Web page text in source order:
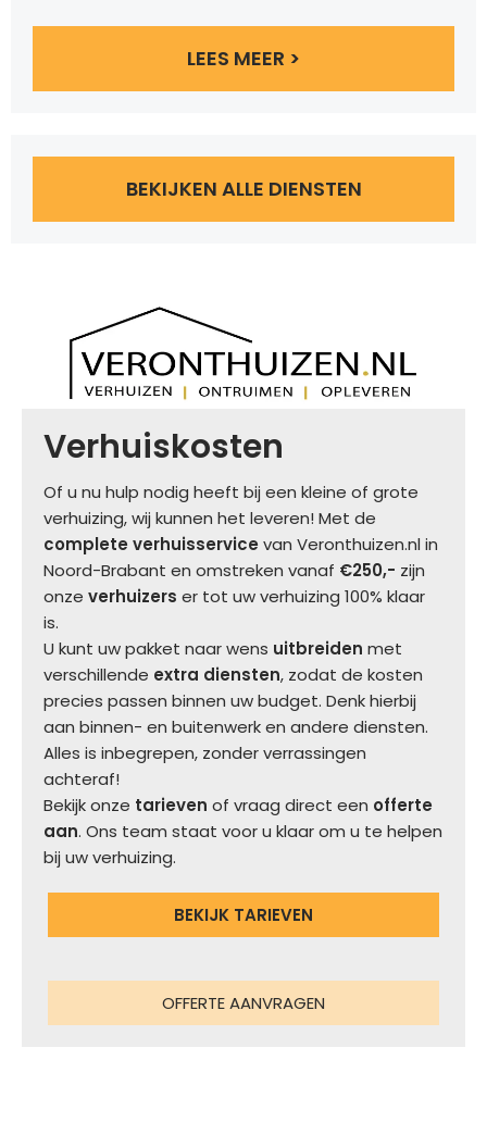
LEES MEER >
BEKIJKEN ALLE DIENSTEN
Verhuiskosten
Of u nu hulp nodig heeft bij een kleine of grote
verhuizing, wij kunnen het leveren! Met de
complete verhuisservice van Veronthuizen.nl in
Noord-Brabant en omstreken vanaf €250,- zijn
onze verhuizers er tot uw verhuizing 100% klaar
is.
U kunt uw pakket naar wens uitbreiden met
verschillende extra diensten, zodat de kosten
precies passen binnen uw budget. Denk hierbij
aan binnen- en buitenwerk en andere diensten.
Alles is inbegrepen, zonder verrassingen
achteraf!
Bekijk onze tarieven of vraag direct een offerte
aan. Ons team staat voor u klaar om u te helpen
bij uw verhuizing.
BEKIJK TARIEVEN
OFFERTE AANVRAGEN